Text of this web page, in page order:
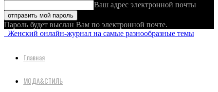
Ваш адрес электронной почты
Пароль будет выслан Вам по электронной почте.
Женский онлайн-журнал на самые разнообразные темы
Главная
МОДА&СТИЛЬ